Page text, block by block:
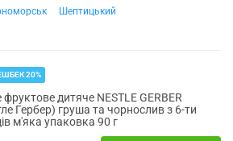
Шептицький
20%
дитяче NESTLE GERBER
Гербер) груша та чорнослив з 6-ти
м'яка упаковка 90 г